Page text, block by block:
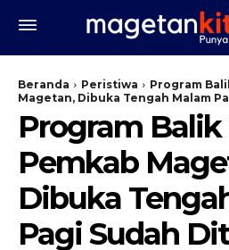
Beranda Peristiwa
Program
Magetan, Dibuka Tengah Malam
Program Balik
Pemkab
Dibuka
Pagi Sudah